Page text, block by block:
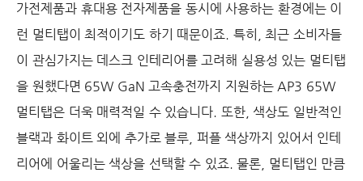
가전제품과 휴대용 전자제품을 동시에 사용하는 환경에는 이
런 멀티탭이 최적이기도 하기 때문이죠. 특히, 최근 소비자들
이 관심가지는 데스크 인테리어를 고려해 실용성 있는 멀티탭
을 원했다면 65W GaN 고속충전까지 지원하는 AP3 65W
멀티탭은 더욱 매력적일 수 있습니다. 또한, 색상도 일반적인
블랙과 화이트 외에 추가로 블루, 퍼플 색상까지 있어서 인테
리어에 어울리는 색상을 선택할 수 있죠. 물론, 멀티탭인 만큼